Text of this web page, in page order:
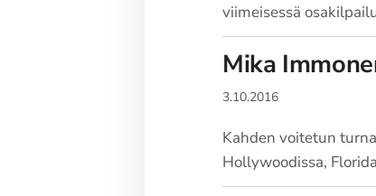
viimeisessä
Mika
3.10.2016
Kahden voitetun
Hollywoodissa,